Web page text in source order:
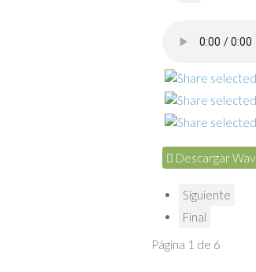
Descargar Wav
Siguiente
Final
Página 1 de 6